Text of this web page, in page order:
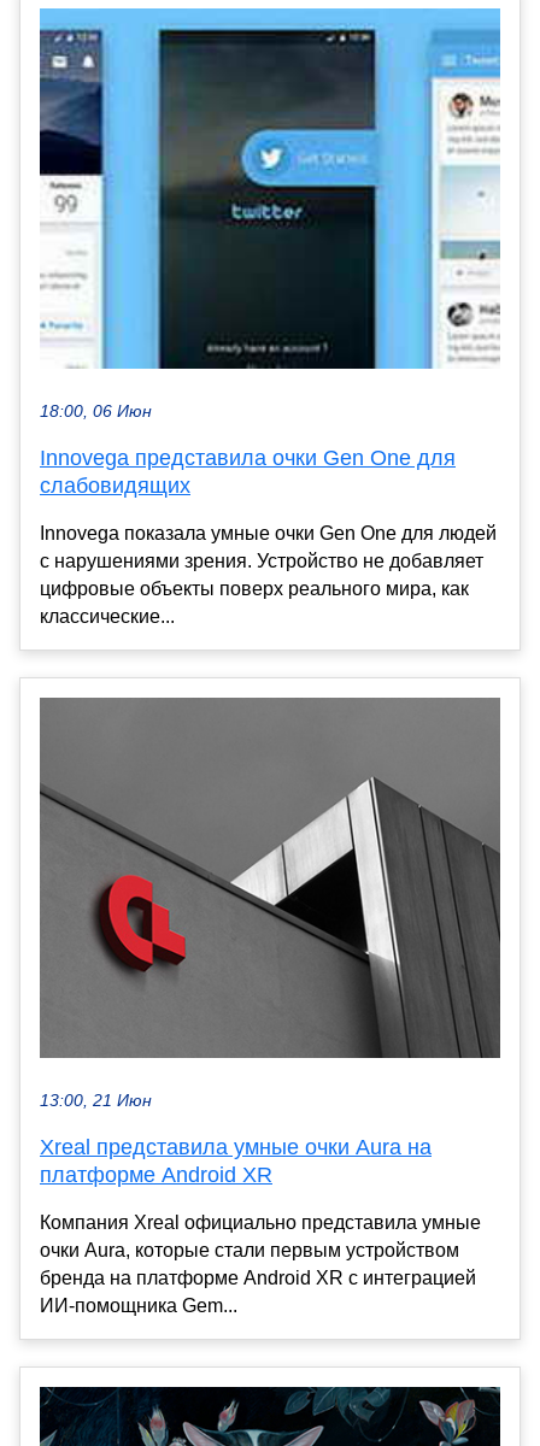
18:00, 06 Июн
Innovega представила очки Gen One для
слабовидящих
Innovega показала умные очки Gen One для людей
с нарушениями зрения. Устройство не добавляет
цифровые объекты поверх реального мира, как
классические...
13:00, 21 Июн
Xreal представила умные очки Aura на
платформе Android XR
Компания Xreal официально представила умные
очки Aura, которые стали первым устройством
бренда на платформе Android XR с интеграцией
ИИ-помощника Gem...